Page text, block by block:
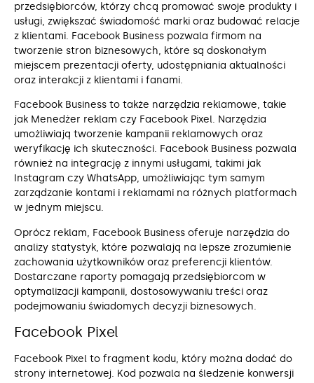
przedsiębiorców, którzy chcą promować swoje produkty i
usługi, zwiększać świadomość marki oraz budować relacje
z klientami. Facebook Business pozwala firmom na
tworzenie stron biznesowych, które są doskonałym
miejscem prezentacji oferty, udostępniania aktualności
oraz interakcji z klientami i fanami.
Facebook Business to także narzędzia reklamowe, takie
jak Menedżer reklam czy Facebook Pixel. Narzędzia
umożliwiają tworzenie kampanii reklamowych oraz
weryfikację ich skuteczności. Facebook Business pozwala
również na integrację z innymi usługami, takimi jak
Instagram czy WhatsApp, umożliwiając tym samym
zarządzanie kontami i reklamami na różnych platformach
w jednym miejscu.
Oprócz reklam, Facebook Business oferuje narzędzia do
analizy statystyk, które pozwalają na lepsze zrozumienie
zachowania użytkowników oraz preferencji klientów.
Dostarczane raporty pomagają przedsiębiorcom w
optymalizacji kampanii, dostosowywaniu treści oraz
podejmowaniu świadomych decyzji biznesowych.
Facebook Pixel
Facebook Pixel to fragment kodu, który można dodać do
strony internetowej. Kod pozwala na śledzenie konwersji